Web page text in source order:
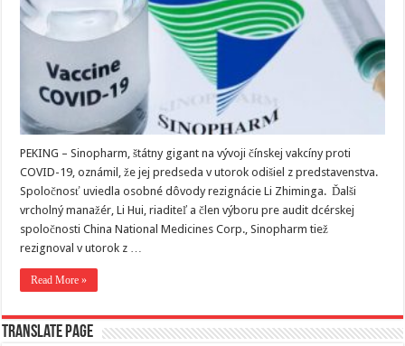
PEKING – Sinopharm, štátny gigant na vývoji čínskej vakcíny proti
COVID-19, oznámil, že jej predseda v utorok odišiel z predstavenstva.
Spoločnosť uviedla osobné dôvody rezignácie Li Zhiminga. Ďalši
vrcholný manažér, Li Hui, riaditeľ a člen výboru pre audit dcérskej
spoločnosti China National Medicines Corp., Sinopharm tiež
rezignoval v utorok z …
Read More »
Translate page